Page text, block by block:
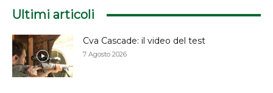
Ultimi articoli
Cva Cascade: il video del test
7 Agosto 2026